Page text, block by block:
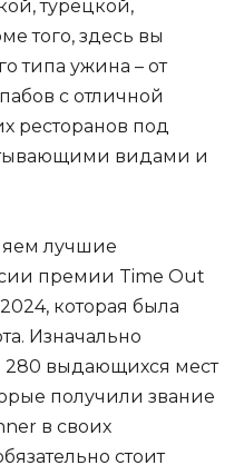
турецкой,
того, здесь вы
типа ужина – от
с отличной
ресторанов под
видами и
лучшие
премии Time Out
которая была
Изначально
280 выдающихся мест
получили звание
в своих
стоит